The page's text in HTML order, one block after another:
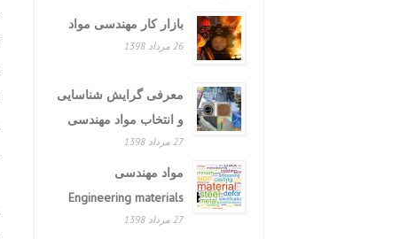
بازار کار مهندسی مواد
26 مرداد 1398
معرفی گرایش شناسایی
و انتخاب مواد مهندسی
27 مرداد 1398
مواد مهندسی
Engineering materials
27 مرداد 1398